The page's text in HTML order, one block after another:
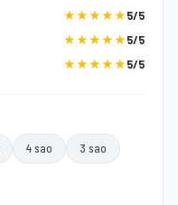
★★★★★5/5
★★★★★5/5
★★★★★5/5
4 sao 3 sao